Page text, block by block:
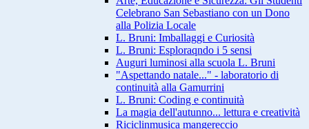
Celebrano San Sebastiano con un Dono
alla Polizia Locale
L. Bruni: Imballaggi e Curiosità
L. Bruni: Esploraqndo i 5 sensi
Auguri luminosi alla scuola L. Bruni
"Aspettando natale..." - laboratorio di
continuità alla Gamurrini
L. Bruni: Coding e continuità
La magia dell'autunno... lettura e creatività
Riciclinmusica mangereccio